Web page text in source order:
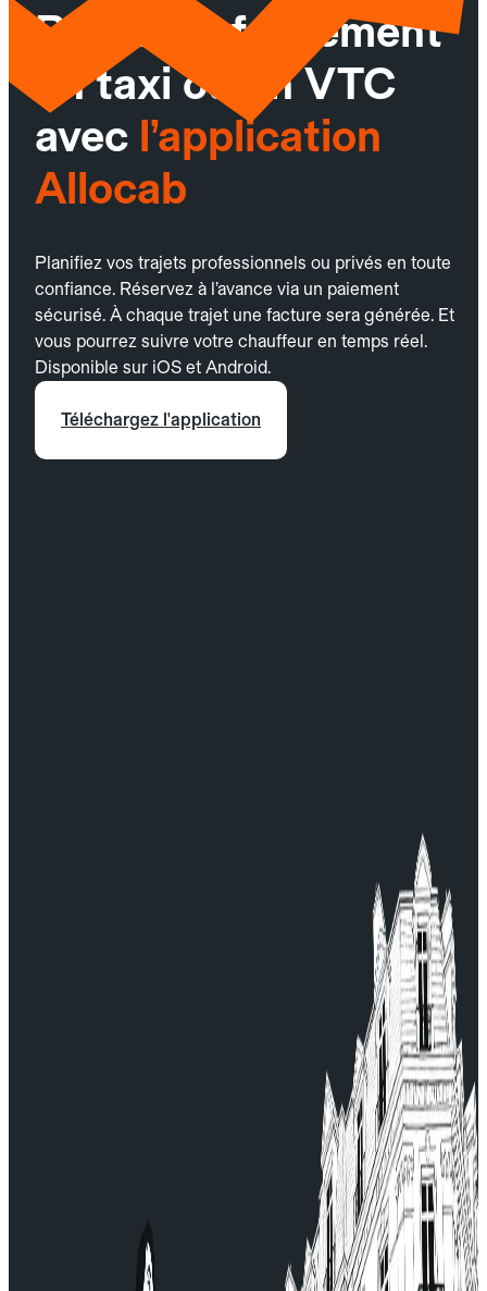
Réservez facilement
un taxi ou un VTC
avec l’application
Allocab
Planifiez vos trajets professionnels ou privés en toute
confiance. Réservez à l’avance via un paiement
sécurisé. À chaque trajet une facture sera générée. Et
vous pourrez suivre votre chauffeur en temps réel.
Disponible sur iOS et Android.
Téléchargez l'application